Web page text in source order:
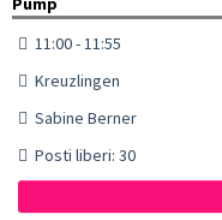
11:00 - 11:55
Kreuzlingen
Sabine Berner
Posti liberi: 30